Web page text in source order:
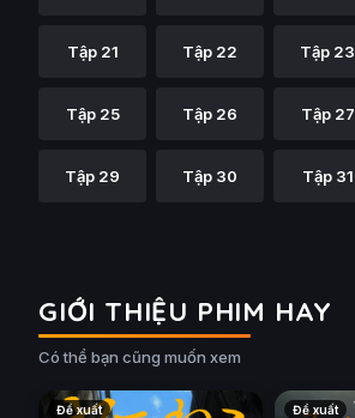
Tập 21 Tập 22 Tập 23
Tập 25 Tập 26 Tập 27
Tập 29 Tập 30 Tập 31
GIỚI THIỆU PHIM HAY
Có thể bạn cũng muốn xem
Đề xuất Đề xuất